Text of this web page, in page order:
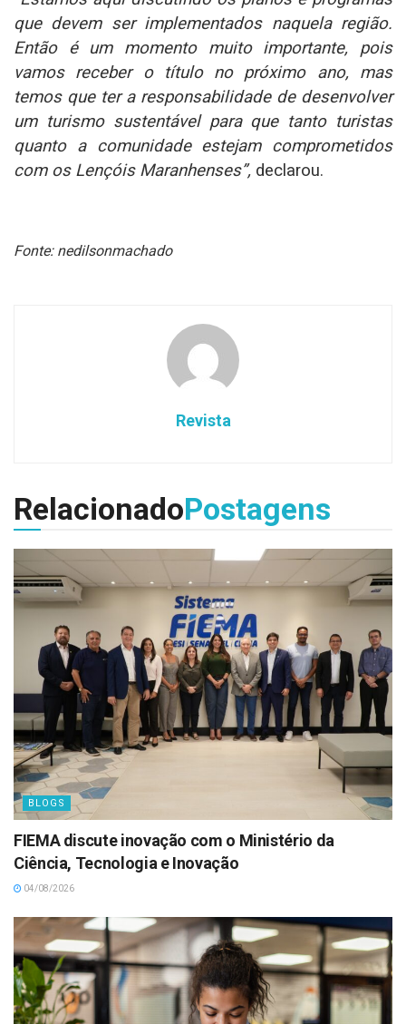
que devem ser implementados naquela região.
Então é um momento muito importante, pois
vamos receber o título no próximo ano, mas
temos que ter a responsabilidade de desenvolver
um turismo sustentável para que tanto turistas
quanto a comunidade estejam comprometidos
com os Lençóis Maranhenses”, declarou.
Fonte: nedilsonmachado
Revista
RelacionadoPostagens
BLOGS
FIEMA discute inovação com o Ministério da
Ciência, Tecnologia e Inovação
04/08/2026